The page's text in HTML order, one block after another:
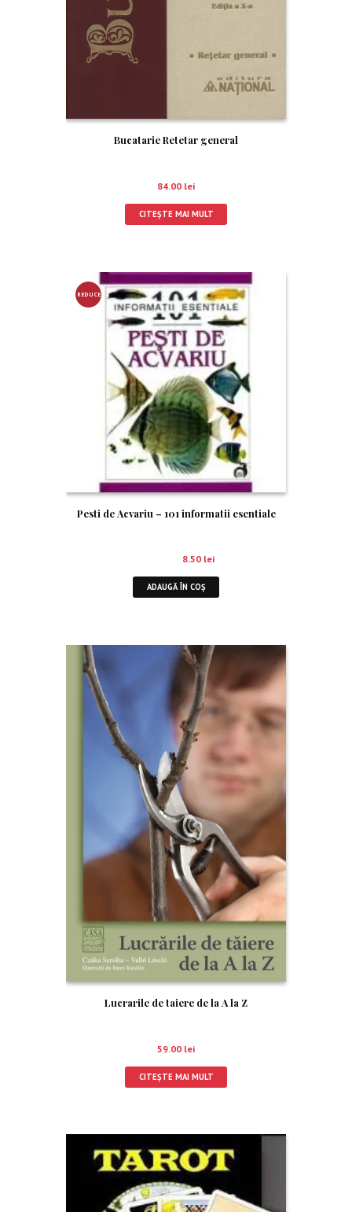
Bucatarie Retetar general
84.00 lei
CITEȘTE MAI MULT
REDUCE
Pesti de Acvariu – 101 informatii esentiale
8.50 lei
ADAUGĂ ÎN COȘ
Lucrarile de taiere de la A la Z
59.00 lei
CITEȘTE MAI MULT